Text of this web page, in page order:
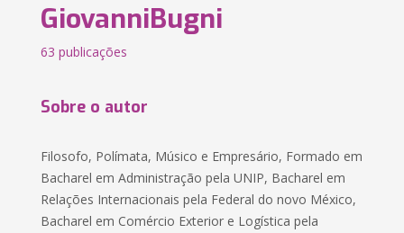
GiovanniBugni
63 publicações
Sobre o autor
Filosofo, Polímata, Músico e Empresário, Formado em
Bacharel em Administração pela UNIP, Bacharel em
Relações Internacionais pela Federal do novo México,
Bacharel em Comércio Exterior e Logística pela